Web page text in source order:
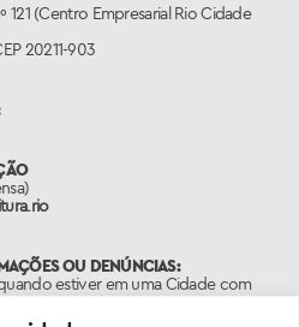
121 (Centro Empresarial Rio Cidade
20211-903
OU DENÚNCIAS:
estiver em uma Cidade com
21.